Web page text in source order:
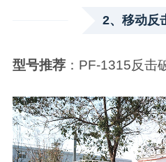
2、移动反
型号推荐：PF-1315反击